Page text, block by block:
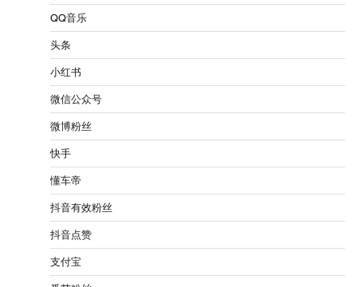
QQ音乐
头条
小红书
微信公众号
微博粉丝
快手
懂车帝
抖音有效粉丝
抖音点赞
支付宝